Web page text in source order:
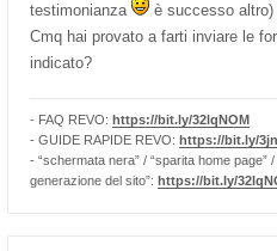
testimonianza
è successo altro)
Cmq hai provato a farti inviare le
indicato?
- FAQ REVO: https://bit.ly/32lqNOM
- GUIDE RAPIDE REVO: https://bit.ly/
- “schermata nera” / “sparita home page”
generazione del sito”: https://bit.ly/